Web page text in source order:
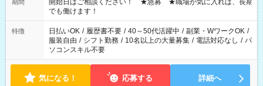
象となります ※労働者派遣法（日雇い派遣の原則禁止）によ
り、短時間・短期間の就業はご案内が難しい場合があります
期間
開始日はご相談ください！ ★急募 ★職場が気に入れば、長期
でも働けます！
特徴 日払いOK / 履歴書不要 / 40～50代活躍中 / 副業・WワークOK /
服装自由 / シフト勤務 / 10名以上の大量募集 / 電話対応なし / パ
ソコンスキル不要
気になる！ 応募する 詳細へ